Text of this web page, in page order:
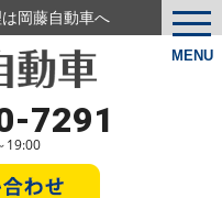
MENU
岡藤自動車へ
7291
19:00